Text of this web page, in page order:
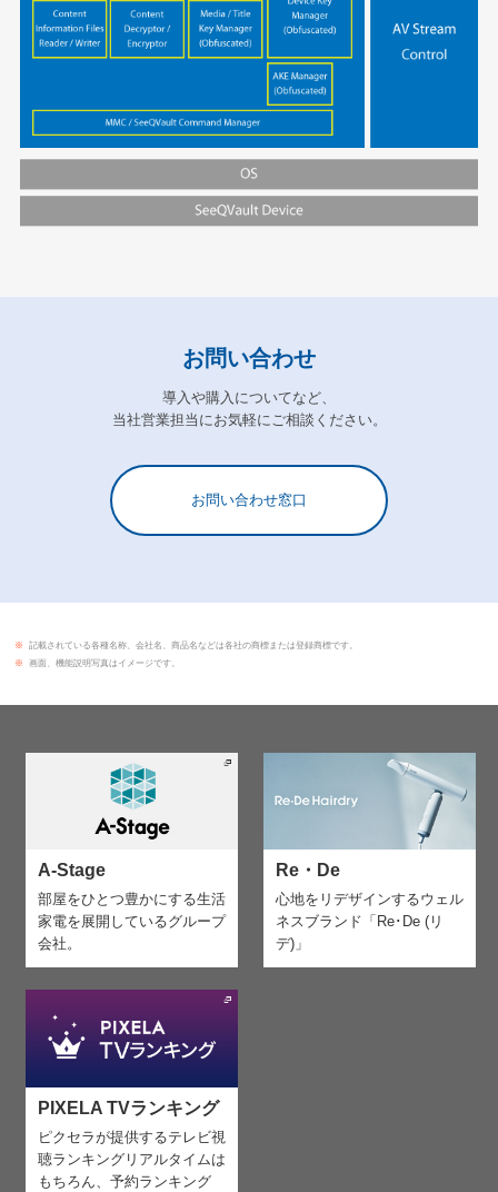
お問い合わせ
導入や購入についてなど、
当社営業担当にお気軽にご相談ください。
お問い合わせ窓口
※ 記載されている各種名称、会社名、商品名などは各社の商標または登録商標です。
※ 画面、機能説明写真はイメージです。
A-Stage
部屋をひとつ豊かにする生活
家電を展開しているグループ
会社。
Re・De
心地をリデザインするウェル
ネスブランド「Re･De (リ
デ)」
PIXELA TVランキング
ピクセラが提供するテレビ視
聴ランキング リアルタイムは
もちろん、予約ランキング